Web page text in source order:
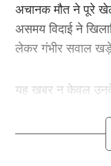
अचानक मौत ने पूरे
असमय विदाई ने
लेकर गंभीर सवाल
यह खबर न केवल
बाद खेल आयोजनों में